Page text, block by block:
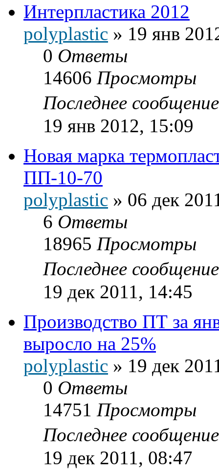
Интерпластика 2012
polyplastic » 19 янв
0 Ответы
14606 Просмотры
Последнее
19 янв 2012, 15:09
Новая марка
ПП-10-70
polyplastic » 06 дек
6 Ответы
18965 Просмотры
Последнее
19 дек 2011, 14:45
Производство ПТ за
выросло на 25%
polyplastic » 19 дек
0 Ответы
14751 Просмотры
Последнее
19 дек 2011, 08:47